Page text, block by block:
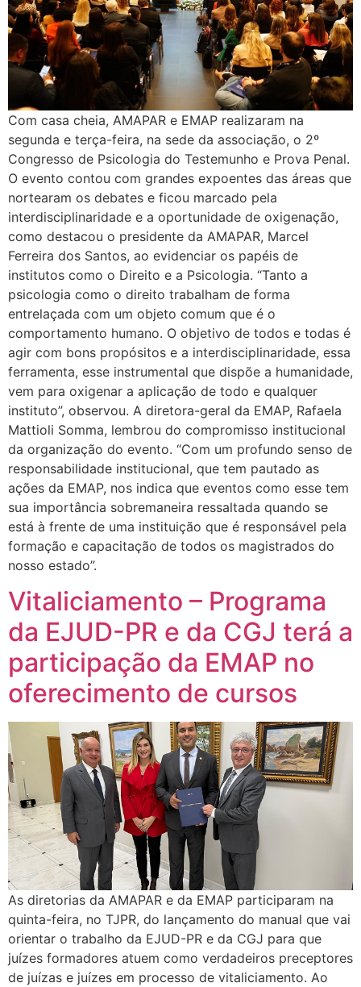
Com casa cheia, AMAPAR e EMAP realizaram na
segunda e terça-feira, na sede da associação, o 2º
Congresso de Psicologia do Testemunho e Prova Penal.
O evento contou com grandes expoentes das áreas que
nortearam os debates e ficou marcado pela
interdisciplinaridade e a oportunidade de oxigenação,
como destacou o presidente da AMAPAR, Marcel
Ferreira dos Santos, ao evidenciar os papéis de
institutos como o Direito e a Psicologia. “Tanto a
psicologia como o direito trabalham de forma
entrelaçada com um objeto comum que é o
comportamento humano. O objetivo de todos e todas é
agir com bons propósitos e a interdisciplinaridade, essa
ferramenta, esse instrumental que dispõe a humanidade,
vem para oxigenar a aplicação de todo e qualquer
instituto”, observou. A diretora-geral da EMAP, Rafaela
Mattioli Somma, lembrou do compromisso institucional
da organização do evento. “Com um profundo senso de
responsabilidade institucional, que tem pautado as
ações da EMAP, nos indica que eventos como esse tem
sua importância sobremaneira ressaltada quando se
está à frente de uma instituição que é responsável pela
formação e capacitação de todos os magistrados do
nosso estado”.
Vitaliciamento – Programa
da EJUD-PR e da CGJ terá a
participação da EMAP no
oferecimento de cursos
As diretorias da AMAPAR e da EMAP participaram na
quinta-feira, no TJPR, do lançamento do manual que vai
orientar o trabalho da EJUD-PR e da CGJ para que
juízes formadores atuem como verdadeiros preceptores
de juízas e juízes em processo de vitaliciamento. Ao